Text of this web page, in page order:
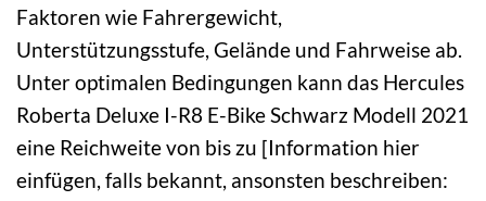
Faktoren wie Fahrergewicht,
Unterstützungsstufe, Gelände und Fahrweise ab.
Unter optimalen Bedingungen kann das Hercules
Roberta Deluxe I-R8 E-Bike Schwarz Modell 2021
eine Reichweite von bis zu [Information hier
einfügen, falls bekannt, ansonsten beschreiben: